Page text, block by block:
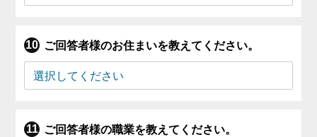
ご回答者様のお住まいを教えてください。
ご回答者様の職業を教えてください。